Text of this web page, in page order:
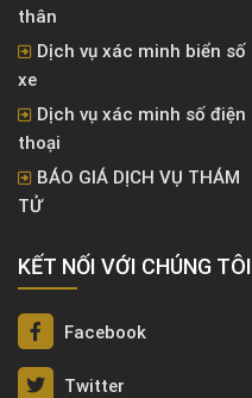
thân
Dịch vụ xác minh biển số
xe
Dịch vụ xác minh số điện
thoại
BÁO GIÁ DỊCH VỤ THÁM
TỬ
KẾT NỐI VỚI CHÚNG TÔI
Facebook
Twitter